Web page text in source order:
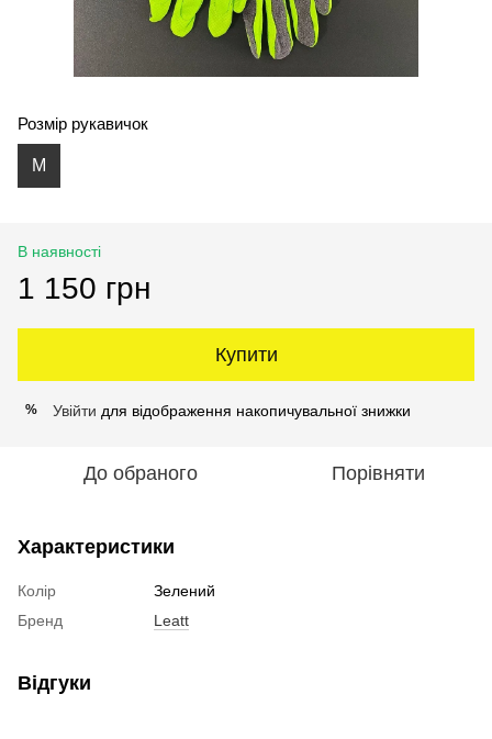
Розмір рукавичок
M
В наявності
1 150 грн
Купити
% Увійти для відображення накопичувальної знижки
До обраного Порівняти
Характеристики
Колір
Зелений
Бренд
Leatt
Відгуки